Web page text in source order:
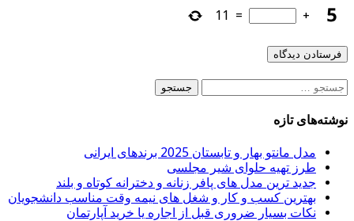
+
=
11
جستجو
برای:
نوشته‌های تازه
مدل مانتو بهار و تابستان 2025 برندهای ایرانی
طرز تهیه حلوای شیر مجلسی
جدید ترین مدل های پافر زنانه و دخترانه کوتاه و بلند
بهترین کسب و کار و شغل های نیمه وقت مناسب دانشجویان
نکات بسیار ضروری قبل از اجاره یا خرید آپارتمان